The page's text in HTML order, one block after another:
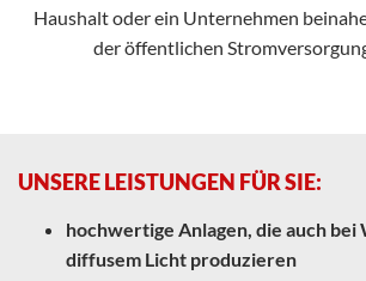
Haushalt oder ein Unternehmen
der öffentlichen
UNSERE LEISTUNGEN FÜR SIE:
hochwertige Anlagen, die auch bei
diffusem Licht produzieren